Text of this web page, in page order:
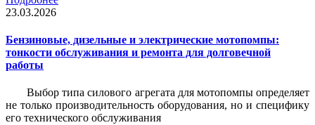
23.03.2026
Бензиновые, дизельные и электрические мотопомпы:
тонкости обслуживания и ремонта для долговечной
работы
Выбор типа силового агрегата для мотопомпы определяет
не только производительность оборудования, но и специфику
его технического обслуживания